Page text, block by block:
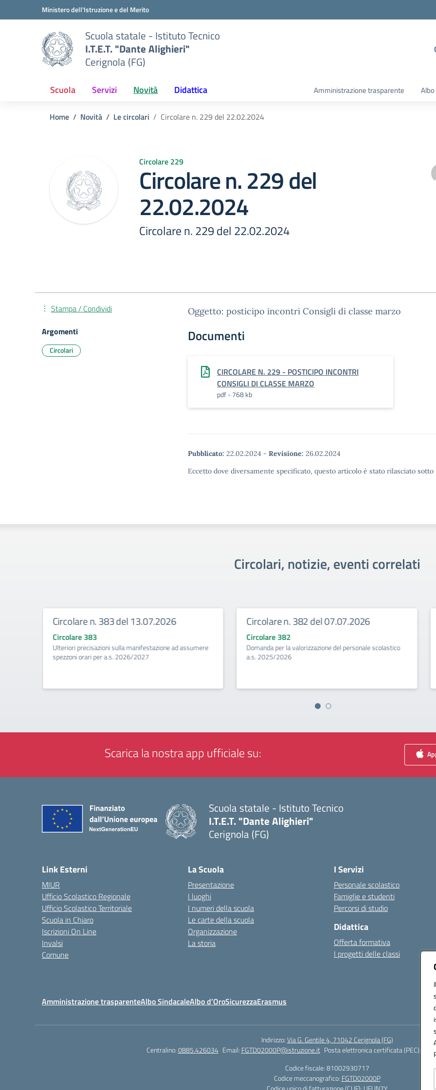
Vai ai contenuti
Vai al menu di navigazioneMinistero dell'Istruzione e del Merito
Scuola statale - Istituto Tecnico
I.T.E.T. "Dante Alighieri"
Cerignola (FG)
Scuola Servizi Novità Didattica Amministrazione trasparente
Home Novità Le circolari Circolare n. 229 del 22.02.2024
Circolare 229
Circolare n. 229 del
22.02.2024
Circolare n. 229 del 22.02.2024
Oggetto: posticipo incontri Consigli di classe marzo
Documenti
CIRCOLARE N. 229 - POSTICIPO INCONTRI
CONSIGLI DI CLASSE MARZO
pdf - 768 kb
Pubblicato: 22.02.2024 - Revisione: 26.02.2024
Eccetto dove diversamente specificato, questo articolo è stato rilasciato
Stampa / Condividi
Argomenti
Circolari
Circolari, notizie, eventi correlati
Circolare n. 383 del 13.07.2026
Circolare 383
Ulteriori precisazioni sulla manifestazione ad assumere
spezzoni orari per a.s. 2026/2027
Circolare n. 382 del 07.07.2026
Circolare 382
Domanda per la valorizzazione del personale scolastico
a.s. 2025/2026
Scarica la nostra app ufficiale su:
Scuola statale - Istituto Tecnico
I.T.E.T. "Dante Alighieri"
Cerignola (FG)
Link Esterni
MIUR
Ufficio Scolastico Regionale
Ufficio Scolastico Territoriale
Scuola in Chiaro
Iscrizioni On Line
Invalsi
Comune
La Scuola
Presentazione
I luoghi
I numeri della scuola
Le carte della scuola
Organizzazione
La storia
I Servizi
Personale scolastico
Famiglie e studenti
Percorsi di studio
Didattica
Offerta formativa
I progetti delle classi
Amministrazione trasparenteAlbo SindacaleAlbo d’OroSicurezzaErasmus
Indirizzo:Via G. Gentile 4, 71042 Cerignola (FG)
Centralino:0885.426034 Email: FGTD02000P@istruzione.it Posta elettronica certificata (PEC):
Codice fiscale: 81002930717
Codice meccanografico: FGTD02000P